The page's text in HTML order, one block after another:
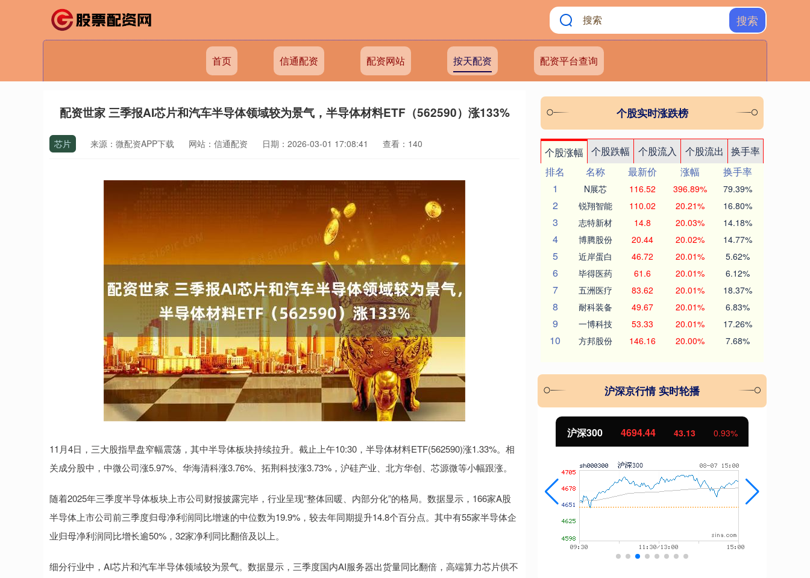
搜索
首页 信通配资 配资网站 按天配资 配资平台查询
配资世家 三季报AI芯片和汽车半导体领域较为景气，半导体材料ETF（562590）涨133%
芯片 来源：微配资APP下载 网站：信通配资 日期：2026-03-01 17:08:41 查看：140
11月4日，三大股指早盘窄幅震荡，其中半导体板块持续拉升。截止上午10:30，半导体材料ETF(562590)涨1.33%。相
关成分股中，中微公司涨5.97%、华海清科涨3.76%、拓荆科技涨3.73%，沪硅产业、北方华创、芯源微等小幅跟涨。
随着2025年三季度半导体板块上市公司财报披露完毕，行业呈现“整体回暖、内部分化”的格局。数据显示，166家A股
半导体上市公司前三季度归母净利润同比增速的中位数为19.9%，较去年同期提升14.8个百分点。其中有55家半导体企
业归母净利润同比增长逾50%，32家净利同比翻倍及以上。
细分行业中，AI芯片和汽车半导体领域较为景气。数据显示，三季度国内AI服务器出货量同比翻倍，高端算力芯片供不
个股实时涨跌榜
个股涨幅 个股跌幅 个股流入 个股流出
换手率
排名
名称 最新价 涨幅
换手率
1
N展芯 116.52 396.89% 79.39%
2 锐翔智能 110.02 20.21% 16.80%
3 志特新材 14.8 20.03% 14.18%
4 博腾股份 20.44 20.02% 14.77%
5 近岸蛋白 46.72 20.01% 5.62%
6 毕得医药 61.6 20.01% 6.12%
7 五洲医疗 83.62 20.01% 18.37%
8 耐科装备 49.67 20.01% 6.83%
9 一博科技 53.33 20.01% 17.26%
10 方邦股份 146.16 20.00% 7.68%
沪深京行情 实时轮播
沪深300 4694.44 43.13 0.93%